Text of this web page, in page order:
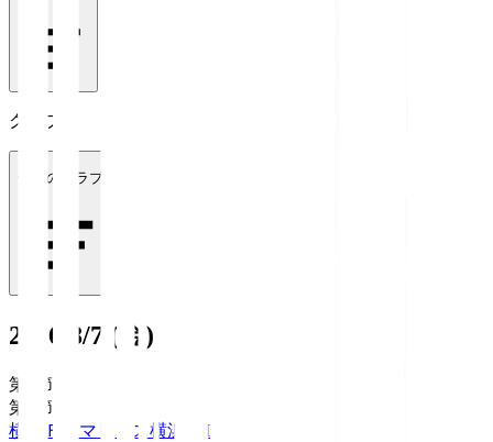
クラブ
全てのクラブ
2026/8/7 (金)
第1節
第1節
横浜Ｆ・マリノス横浜FM